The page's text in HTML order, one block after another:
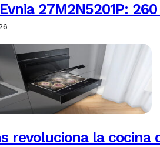
27M2N5201P:
revoluciona la